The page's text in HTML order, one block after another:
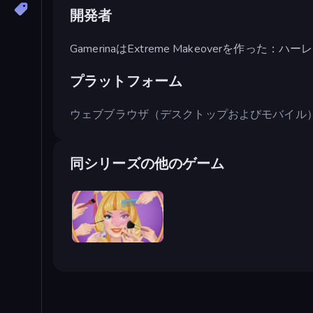
開発者
GamerinaはExtreme Makeoverを作った：ハー
プラットフォーム
ウェブブラウザ（デスクトップおよびモバイル）
同シリーズの他のゲーム
Extreme Makeover